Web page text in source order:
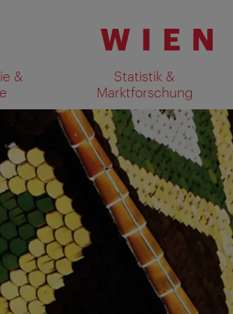
&
Statistik &
Marktforschung